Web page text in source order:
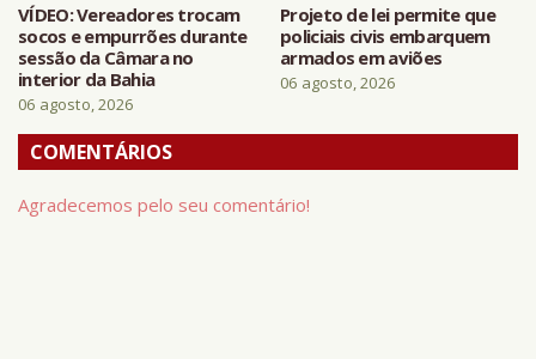
VÍDEO: Vereadores trocam
socos e empurrões durante
sessão da Câmara no
interior da Bahia
06 agosto, 2026
Projeto de lei permite que
policiais civis embarquem
armados em aviões
06 agosto, 2026
COMENTÁRIOS
Agradecemos pelo seu comentário!